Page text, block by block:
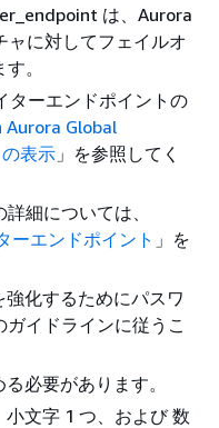
は、Aurora
ャに対してフェイルオ
。
ターエンドポイントの
Aurora Global
表示 」を参照してく
細については、
ーエンドポイント 」を
化するためにパスワ
イドラインに従うこ
必要があります。
文字 1 つ、および 数